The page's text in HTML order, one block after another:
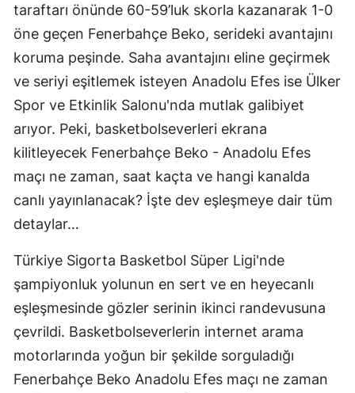
taraftarı önünde 60-59’luk skorla kazanarak 1-0
öne geçen Fenerbahçe Beko, serideki avantajını
koruma peşinde. Saha avantajını eline geçirmek
ve seriyi eşitlemek isteyen Anadolu Efes ise Ülker
Spor ve Etkinlik Salonu'nda mutlak galibiyet
arıyor. Peki, basketbolseverleri ekrana
kilitleyecek Fenerbahçe Beko - Anadolu Efes
maçı ne zaman, saat kaçta ve hangi kanalda
canlı yayınlanacak? İşte dev eşleşmeye dair tüm
detaylar…
Türkiye Sigorta Basketbol Süper Ligi'nde
şampiyonluk yolunun en sert ve en heyecanlı
eşleşmesinde gözler serinin ikinci randevusuna
çevrildi. Basketbolseverlerin internet arama
motorlarında yoğun bir şekilde sorguladığı
Fenerbahçe Beko Anadolu Efes maçı ne zaman